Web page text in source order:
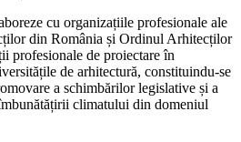
cu organizațiile profesionale ale
din România și Ordinul Arhitecților
profesionale de proiectare în
de arhitectură, constituindu-se
a schimbărilor legislative și a
climatului din domeniul